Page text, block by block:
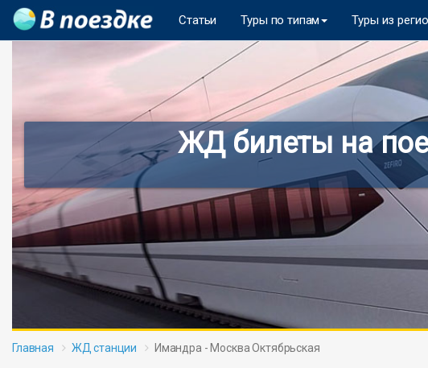
Статьи Туры по типам Туры из
ЖД билеты на
Главная ЖД станции Имандра - Москва Октябрьская